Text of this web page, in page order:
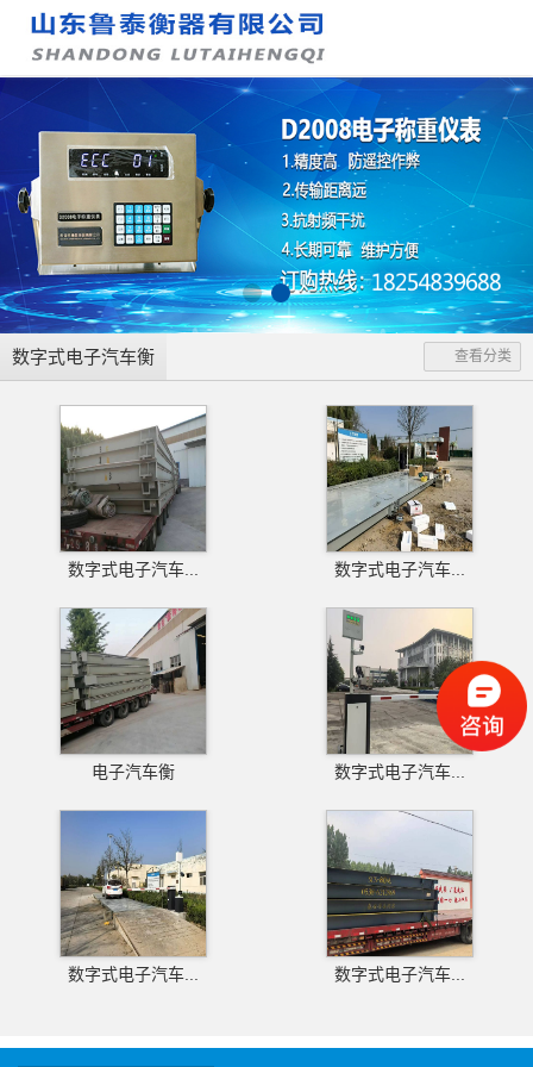
数字式电子汽车衡 查看分类
数字式电子汽车... 数字式电子汽车...
电子汽车衡 数字式电子汽车...
数字式电子汽车... 数字式电子汽车...